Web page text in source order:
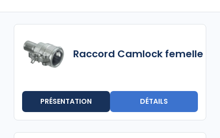
Raccord Camlock femelle
PRÉSENTATION DÉTAILS